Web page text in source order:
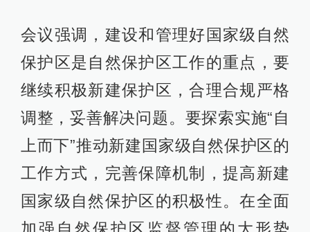
会议强调，建设和管理好国家级自然
保护区是自然保护区工作的重点，要
继续积极新建保护区，合理合规严格
调整，妥善解决问题。要探索实施“自
上而下”推动新建国家级自然保护区的
工作方式，完善保障机制，提高新建
国家级自然保护区的积极性。在全面